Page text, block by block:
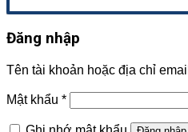
Đăng nhập
Tên tài khoản hoặc địa chỉ email
Mật khẩu *